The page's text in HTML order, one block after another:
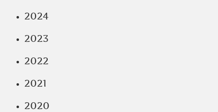
2024
2023
2022
2021
2020